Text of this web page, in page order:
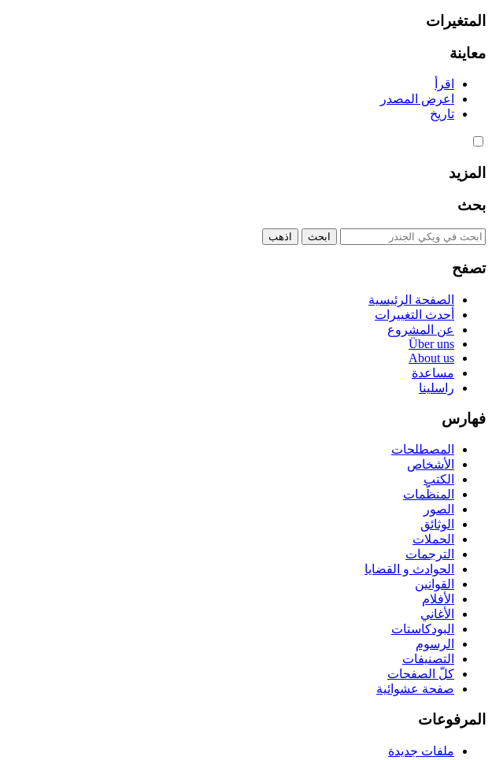
المتغيرات
معاينة
اقرأ
اعرض المصدر
تاريخ
المزيد
بحث
تصفح
الصفحة الرئيسية
أحدث التغييرات
عن المشروع
Über uns
About us
مساعدة
راسلينا
فهارس
المصطلحات
الأشخاص
الكتب
المنظّمات
الصور
الوثائق
الحملات
الترجمات
الحوادث و القضايا
القوانين
الأفلام
الأغاني
البودكاستات
الرسوم
التصنيفات
كلّ الصفحات
صفحة عشوائية
المرفوعات
ملفات جديدة